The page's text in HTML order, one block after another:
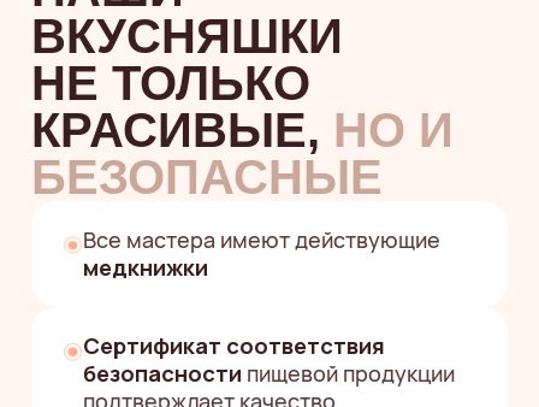
«Поможем за пару минут
подобрать вкусный и красивый
подарок, который точно
удивит»
Екатерина
Менеджер службы заботы
Заполните форму
персональных данных
и принимаюполитику
конфиденциальности